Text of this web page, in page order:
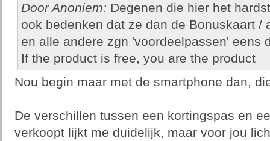
Door Anoniem: Degenen die hier het
ook bedenken dat ze dan de Bonuskaart /
en alle andere zgn 'voordeelpassen' eens
If the product is free, you are the product
Nou begin maar met de smartphone dan,
De verschillen tussen een kortingspas en
verkoopt lijkt me duidelijk, maar voor jou